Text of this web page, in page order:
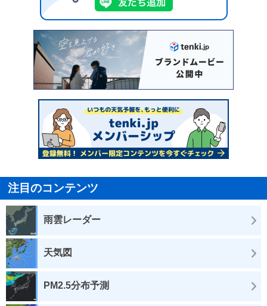
注目のコンテンツ
雨雲レーダー
天気図
PM2.5分布予測